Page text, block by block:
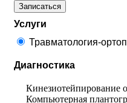
Записаться
Услуги
Травматология-
Диагностика
Кинезиотейпирование
Компьютерная